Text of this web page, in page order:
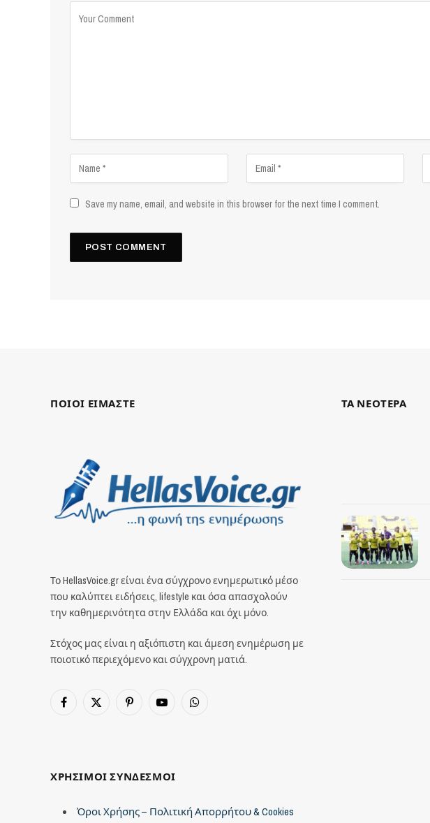
Save my name, email, and website in this browser for the next time I comment.
ΠΟΙΟΙ ΕΙΜΑΣΤΕ
Το HellasVoice.gr είναι ένα σύγχρονο ενημερωτικό μέσο
που καλύπτει ειδήσεις, lifestyle και όσα απασχολούν
την καθημερινότητα στην Ελλάδα και όχι μόνο.
Στόχος μας είναι η αξιόπιστη και άμεση ενημέρωση με
ποιοτικό περιεχόμενο και σύγχρονη ματιά.
Facebook
X
PinterestYouTubeWhatsApp
ΤΑ ΝΕΟΤΕΡΑ
ΧΡΗΣΙΜΟΙ ΣΥΝΔΕΣΜΟΙ
Όροι Χρήσης – Πολιτική Απορρήτου & Cookies